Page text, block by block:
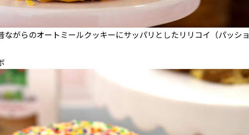
がらのオートミールクッキーにサッパリとしたリリコイ（パッショ